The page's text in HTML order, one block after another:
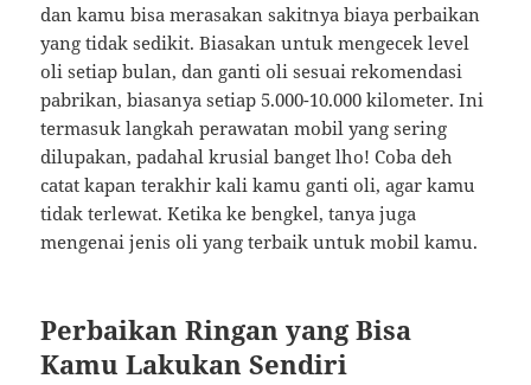
dan kamu bisa merasakan sakitnya biaya perbaikan
yang tidak sedikit. Biasakan untuk mengecek level
oli setiap bulan, dan ganti oli sesuai rekomendasi
pabrikan, biasanya setiap 5.000-10.000 kilometer. Ini
termasuk langkah perawatan mobil yang sering
dilupakan, padahal krusial banget lho! Coba deh
catat kapan terakhir kali kamu ganti oli, agar kamu
tidak terlewat. Ketika ke bengkel, tanya juga
mengenai jenis oli yang terbaik untuk mobil kamu.
Perbaikan Ringan yang Bisa
Kamu Lakukan Sendiri